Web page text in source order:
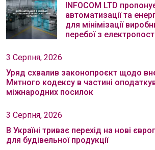
INFOCOM LTD
автоматизації та
для мінімізації
перебої з
3 Серпня, 2026
Уряд схвалив законопроєкт щодо
Митного кодексу в частині
міжнародних посилок
3 Серпня, 2026
В Україні триває перехід на нові
для будівельної продукції